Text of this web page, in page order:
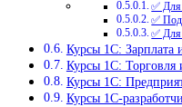
✅
✅
✅ Для
Курсы 1С: Зарплата
Курсы 1С: Торговля
Курсы 1С:
Курсы 1С-